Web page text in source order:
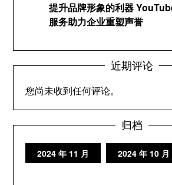
提升品牌形象的利器
服务助力企业重塑声誉
近期评论
您尚未收到任何评论。
归档
2024 年 11 月 2024 年 10 月